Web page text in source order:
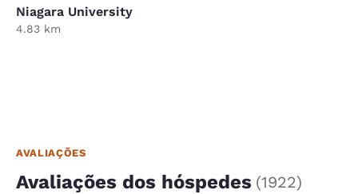
Niagara University
4.83 km
AVALIAÇÕES
Avaliações dos hóspedes (1922)